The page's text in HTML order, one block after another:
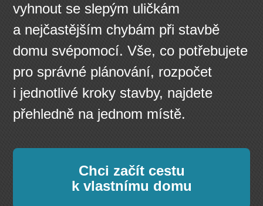
vyhnout se slepým uličkám
a nejčastějším chybám při stavbě
domu svépomocí. Vše, co potřebujete
pro správné plánování, rozpočet
i jednotlivé kroky stavby, najdete
přehledně na jednom místě.
Chci začít cestu
k vlastnímu domu